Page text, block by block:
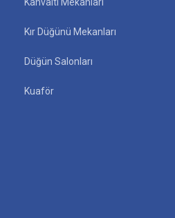
Kır Düğünü Mekanları
Düğün Salonları
Kuaför